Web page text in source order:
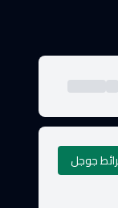
جوجل